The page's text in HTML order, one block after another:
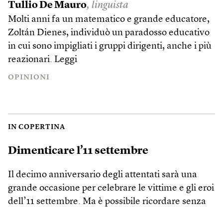
Tullio De Mauro, linguista
Molti anni fa un matematico e grande educatore,
Zoltán Dienes, individuò un paradosso educativo
in cui sono impigliati i gruppi dirigenti, anche i più
reazionari. Leggi
OPINIONI
IN COPERTINA
Dimenticare l’11 settembre
Il decimo anniversario degli attentati sarà una
grande occasione per celebrare le vittime e gli eroi
dell’11 settembre. Ma è possibile ricordare senza